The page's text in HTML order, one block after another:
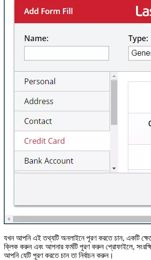
যখন আপনি এই তথ্যটি অনলাইনে পূরণ করতে চান, একটি
ক্লিক করুন এবং আপনার ফর্মটি পূরণ করুন প্রোফাইলে,
আপনি যেটি পূরণ করতে চান তা নির্বাচন করুন।